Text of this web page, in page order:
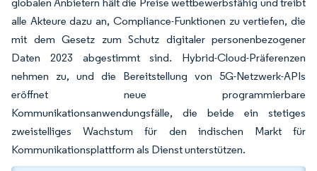
alle Akteure dazu an, Compliance-Funktionen zu vertiefen, die
mit dem Gesetz zum Schutz digitaler personenbezogener
Daten 2023 abgestimmt sind. Hybrid-Cloud-Präferenzen
nehmen zu, und die Bereitstellung von 5G-Netzwerk-APIs
eröffnet neue programmierbare
Kommunikationsanwendungsfälle, die beide ein stetiges
zweistelliges Wachstum für den indischen Markt für
Kommunikationsplattform als Dienst unterstützen.